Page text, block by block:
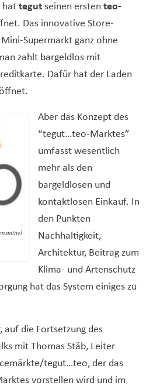
hat tegutseinen ersten teo-
Das innovative Store-
Supermarkt ganz ohne
zahlt bargeldlos mit
Dafür hat der Laden
Aber das Konzept des
“tegut…teo-Marktes”
umfasst wesentlich
mehr als den
bargeldlosen und
kontaktlosen Einkauf. In
den Punkten
Nachhaltigkeit,
Architektur, Beitrag zum
Klima- und Artenschutz
hat das System einiges zu
auf die Fortsetzung des
mit Thomas Stäb, Leiter
tegut…teo, der das
vorstellen wird und im